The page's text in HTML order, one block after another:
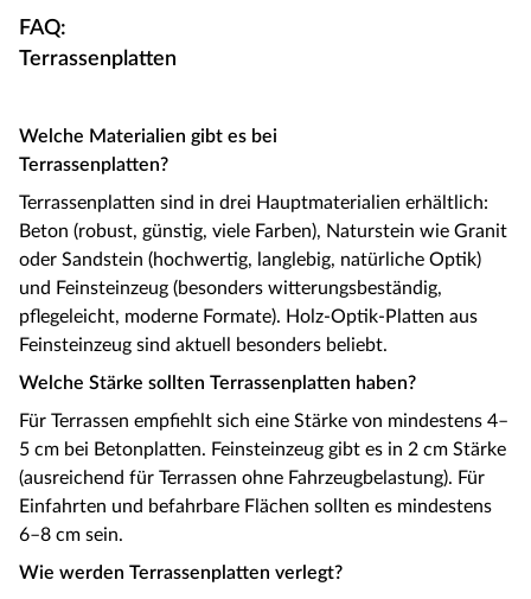
FAQ:
Welche Materialien gibt es bei
Terrassenplatten?
Terrassenplatten sind in drei Hauptmaterialien erhältlich:
Beton (robust, günstig, viele Farben), Naturstein wie Granit
oder Sandstein (hochwertig, langlebig, natürliche Optik)
und Feinsteinzeug (besonders witterungsbeständig,
pflegeleicht, moderne Formate). Holz-Optik-Platten aus
Feinsteinzeug sind aktuell besonders beliebt.
Welche Stärke sollten Terrassenplatten haben?
Für Terrassen empfiehlt sich eine Stärke von mindestens 4–
5 cm bei Betonplatten. Feinsteinzeug gibt es in 2 cm Stärke
(ausreichend für Terrassen ohne Fahrzeugbelastung). Für
Einfahrten und befahrbare Flächen sollten es mindestens
6–8 cm sein.
Wie werden Terrassenplatten verlegt?